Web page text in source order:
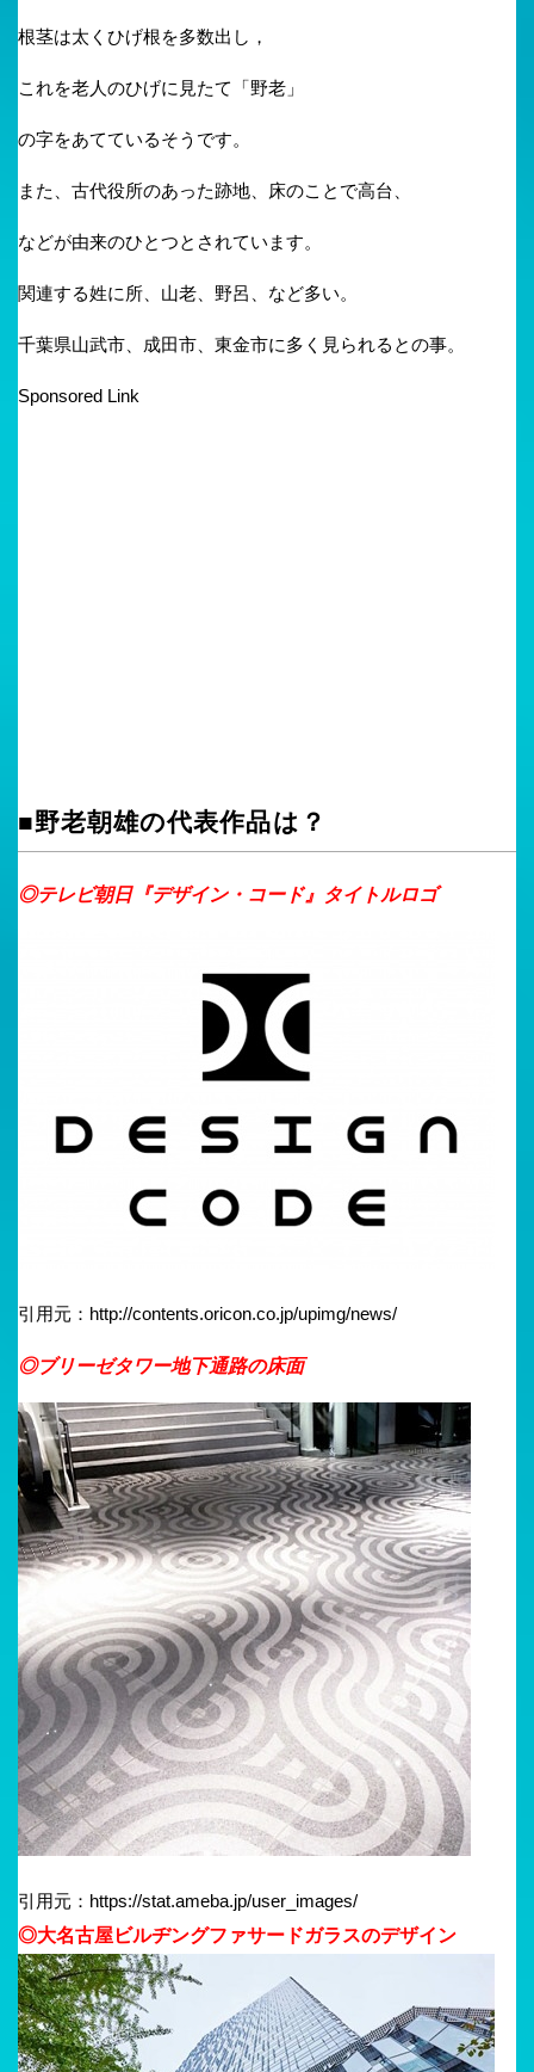
根茎は太くひげ根を多数出し，
これを老人のひげに見たて「野老」
の字をあてているそうです。
また、古代役所のあった跡地、床のことで高台、
などが由来のひとつとされています。
関連する姓に所、山老、野呂、など多い。
千葉県山武市、成田市、東金市に多く見られるとの事。
Sponsored Link
■野老朝雄の代表作品は？
◎テレビ朝日『デザイン・コード』タイトルロゴ
引用元：http://contents.oricon.co.jp/upimg/news/
◎ブリーゼタワー地下通路の床面
引用元：https://stat.ameba.jp/user_images/
◎大名古屋ビルヂングファサードガラスのデザイン